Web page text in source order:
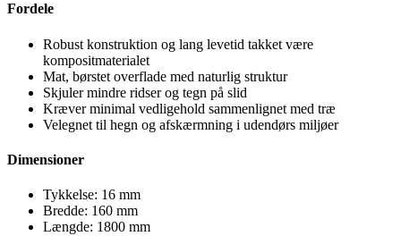
Fordele
Robust konstruktion og lang levetid takket være
kompositmaterialet
Mat, børstet overflade med naturlig struktur
Skjuler mindre ridser og tegn på slid
Kræver minimal vedligehold sammenlignet med træ
Velegnet til hegn og afskærmning i udendørs miljøer
Dimensioner
Tykkelse: 16 mm
Bredde: 160 mm
Længde: 1800 mm